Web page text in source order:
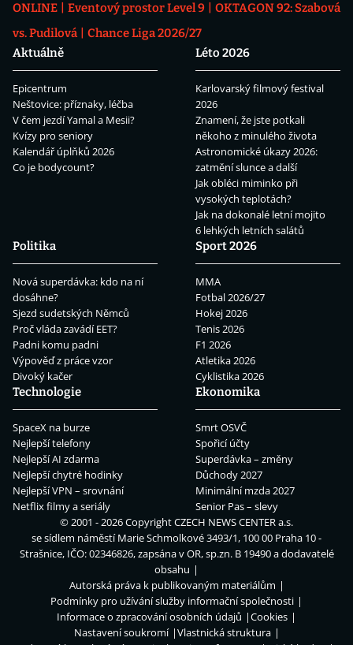
ONLINE
Eventový prostor Level 9
OKTAGON 92: Szabová
vs. Pudilová
Chance Liga 2026/27
Aktuálně
Epicentrum
Neštovice: příznaky, léčba
V čem jezdí Yamal a Mesii?
Kvízy pro seniory
Kalendář úplňků 2026
Co je bodycount?
Léto 2026
Karlovarský filmový festival
2026
Znamení, že jste potkali
někoho z minulého života
Astronomické úkazy 2026:
zatmění slunce a další
Jak obléci miminko při
vysokých teplotách?
Jak na dokonalé letní mojito
6 lehkých letních salátů
Politika
Nová superdávka: kdo na ní
dosáhne?
Sjezd sudetských Němců
Proč vláda zavádí EET?
Padni komu padni
Výpověď z práce vzor
Divoký kačer
Sport 2026
MMA
Fotbal 2026/27
Hokej 2026
Tenis 2026
F1 2026
Atletika 2026
Cyklistika 2026
Technologie
SpaceX na burze
Nejlepší telefony
Nejlepší AI zdarma
Nejlepší chytré hodinky
Nejlepší VPN – srovnání
Netflix filmy a seriály
Ekonomika
Smrt OSVČ
Spořicí účty
Superdávka – změny
Důchody 2027
Minimální mzda 2027
Senior Pas – slevy
© 2001 - 2026 CopyrightCZECH NEWS CENTER a.s.
se sídlem náměstí Marie Schmolkové 3493/1, 100 00 Praha 10 -
Strašnice, IČO: 02346826, zapsána v OR, sp.zn. B 19490 a dodavatelé
obsahu
Autorská práva k publikovaným materiálům
Podmínky pro užívání služby informační společnosti
Informace o zpracování osobních údajů
Cookies
Nastavení soukromí
Vlastnická struktura